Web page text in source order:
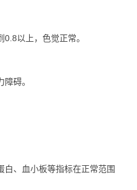
以上，色觉正常。
碍。
白、血小板等指标在正常范围